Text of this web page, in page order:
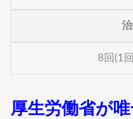
8回(1
厚生労働省が